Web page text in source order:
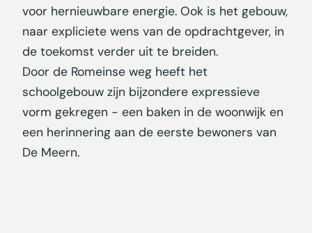
voor hernieuwbare energie. Ook is het gebouw,
naar expliciete wens van de opdrachtgever, in
de toekomst verder uit te breiden.
Door de Romeinse weg heeft het
schoolgebouw zijn bijzondere expressieve
vorm gekregen - een baken in de woonwijk en
een herinnering aan de eerste bewoners van
De Meern.